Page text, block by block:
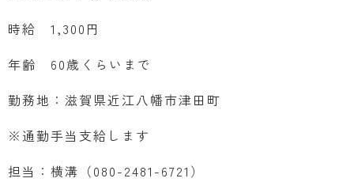
時給 1,300円
年齢 60歳くらいまで
勤務地：滋賀県近江八幡市津田町
※通勤手当支給します
担当：横溝（080-2481-6721）